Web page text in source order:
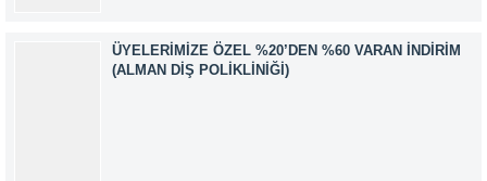
ÜYELERIMIZE ÖZEL %20’DEN %60 VARAN İNDIRIM
(ALMAN DIŞ POLIKLINIĞI)